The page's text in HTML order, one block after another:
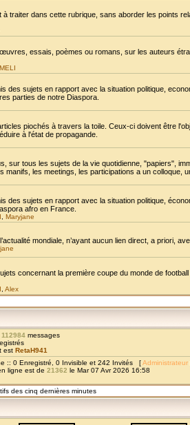
traiter dans cette rubrique, sans aborder les points
essais, poèmes ou romans, sur les auteurs
des sujets en rapport avec la situation politique,
parties de notre Diaspora.
piochés à travers la toile. Ceux-ci doivent être
à l'état de propagande.
sur tous les sujets de la vie quotidienne, "papiers",
les meetings, les participations a un colloque,
des sujets en rapport avec la situation politique,
afro en France.
Maryjane
mondiale, n’ayant aucun lien direct, a priori,
concernant la première coupe du monde de
Alex
112984 messages
est RetaH941
:: 0 Enregistré, 0 Invisible et 242 Invités [Administrateur
ligne est de 21362 le Mar 07 Avr 2026 16:58
des cinq dernières minutes